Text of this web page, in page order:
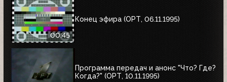
00:45
Конец эфира (ОРТ, 06.11.1995)
Программа передач и анонс "Что? Где?
Когда?" (ОРТ, 10.11.1995)